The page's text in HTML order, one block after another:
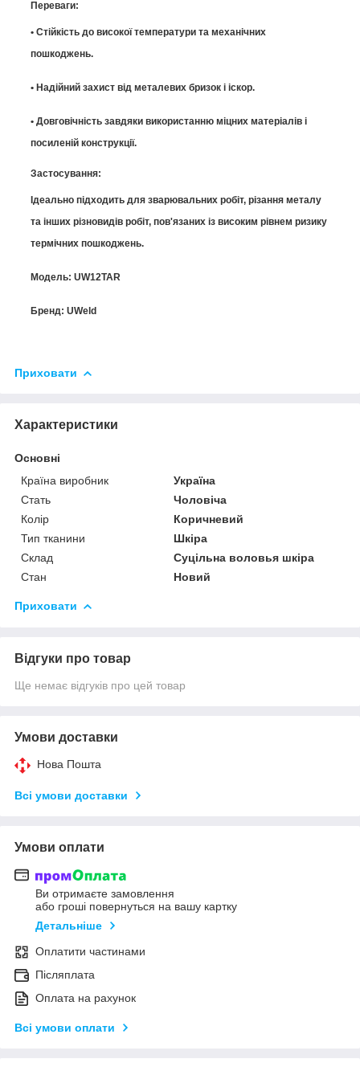
Переваги:
• Стійкість до високої температури та механічних
пошкоджень.
• Надійний захист від металевих бризок і іскор.
• Довговічність завдяки використанню міцних матеріалів і
посиленій конструкції.
Застосування:
Ідеально підходить для зварювальних робіт, різання металу
та інших різновидів робіт, пов'язаних із високим рівнем ризику
термічних пошкоджень.
Модель: UW12TAR
Бренд: UWeld
Приховати
Характеристики
Основні
Країна виробник
Україна
Стать
Чоловіча
Колір
Коричневий
Тип тканини
Шкіра
Склад
Суцільна воловья шкіра
Стан
Новий
Приховати
Відгуки про товар
Ще немає відгуків про цей товар
Умови доставки
Нова Пошта
Всі умови доставки
Умови оплати
Ви отримаєте замовлення
або гроші повернуться на вашу картку
Детальніше
Оплатити частинами
Післяплата
Оплата на рахунок
Всі умови оплати